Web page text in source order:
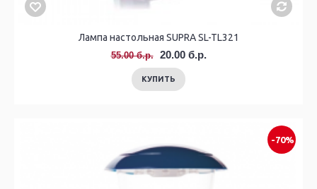
Лампа настольная SUPRA SL-TL321
55.00 б.р. 20.00 б.р.
КУПИТЬ
-70%